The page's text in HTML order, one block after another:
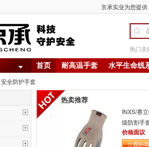
京承实业为您提
热门关
首页 耐高温手套 水平生命线
安全防护手套
热卖推荐
INXS/赛
级防割手
耐微油防
价格面议